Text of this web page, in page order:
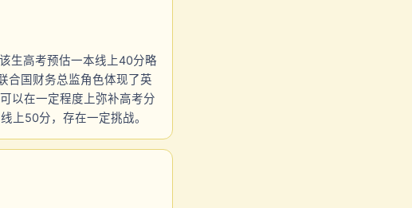
生高考预估一本线上40分略
合国财务总监角色体现了英
以在一定程度上弥补高考分
上50分，存在一定挑战。